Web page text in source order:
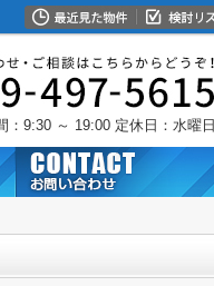
：9:30 ～ 19:00 定休日：水曜日